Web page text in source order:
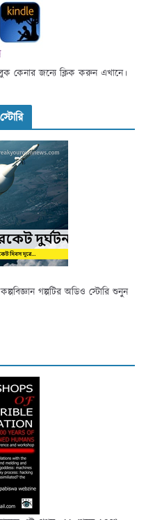
কেনার জন্যে ক্লিক করুন এখানে।
গল্পটির অডিও স্টোরি শুনুন